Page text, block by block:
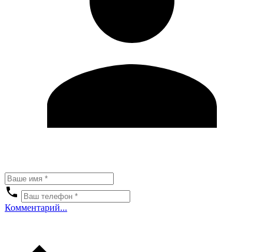
Комментарий...